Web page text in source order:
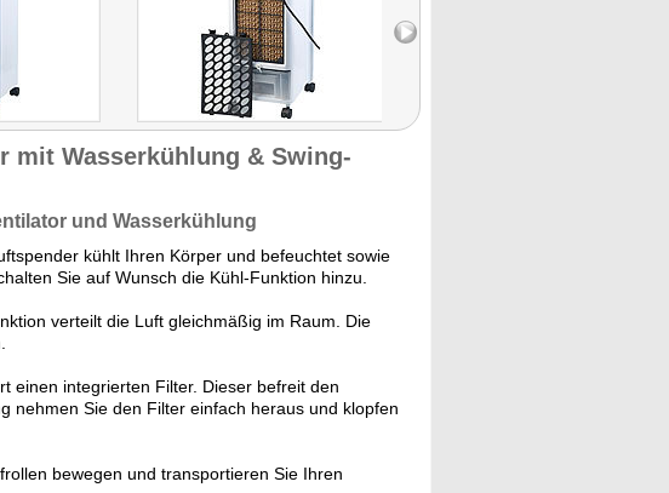
mit Wasserkühlung & Swing-
und Wasserkühlung
kühlt Ihren Körper und befeuchtet sowie
Sie auf Wunsch die Kühl-Funktion hinzu.
verteilt die Luft gleichmäßig im Raum. Die
einen integrierten Filter. Dieser befreit den
nehmen Sie den Filter einfach heraus und klopfen
bewegen und transportieren Sie Ihren